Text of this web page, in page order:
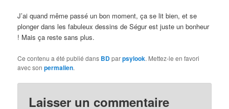
J’ai quand même passé un bon moment, ça se lit bien, et se
plonger dans les fabuleux dessins de Ségur est juste un bonheur
! Mais ça reste sans plus.
Ce contenu a été publié dans BDparpsylook. Mettez-le en favori
avec sonpermalien.
Laisser un commentaire